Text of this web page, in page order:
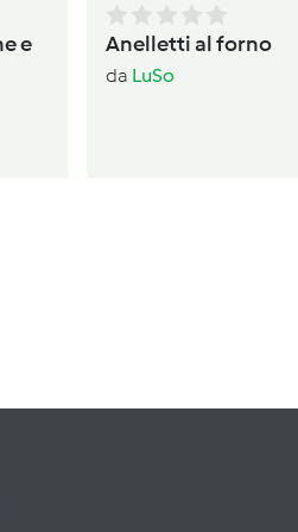
e
Anelletti al forno
da LuSo